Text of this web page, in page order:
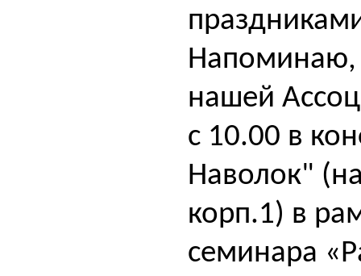
Напоминаю,
нашей
с 10.00 в
Наволок"
корп.1) в
семинара